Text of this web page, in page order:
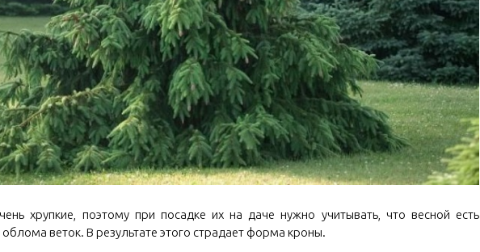
хрупкие, поэтому при посадке их на даче нужно учитывать, что весной есть
веток. В результате этого страдает форма кроны.